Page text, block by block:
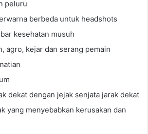
peluru
berbeda untuk headshots
kesehatan musuh
agro, kejar dan serang pemain
dekat dengan jejak senjata jarak dekat
yang menyebabkan kerusakan dan